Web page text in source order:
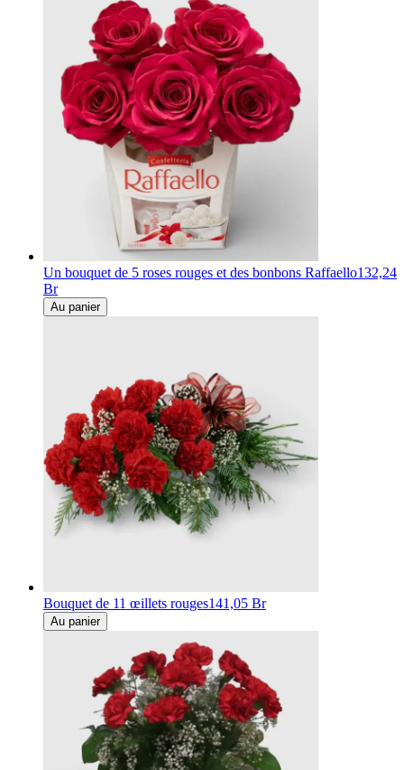
Un bouquet de 5 roses rouges et des bonbons Raffaello132,24
Br
Au panier
Bouquet de 11 œillets rouges141,05 Br
Au panier